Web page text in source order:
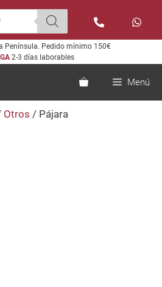
Península. Pedido mínimo 150€
2-3 días laborables
Menú
Otros / Pájara